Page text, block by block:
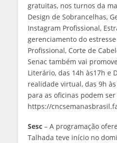
gratuitas, nos turnos da
Design de Sobrancelhas,
Instagram Profissional,
gerenciamento do
Profissional, Corte de
Senac também vai
Literário, das 14h às17h e
realidade virtual, das 9h
para as oficinas podem
https://
Sesc – A programação
Talhada teve início no